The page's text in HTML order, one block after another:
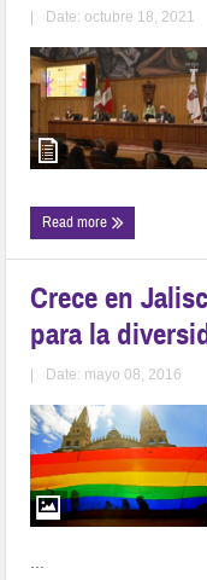
Date: octubre 18, 2021
Read more
Crece en
para la
Date: mayo 08, 2016
...